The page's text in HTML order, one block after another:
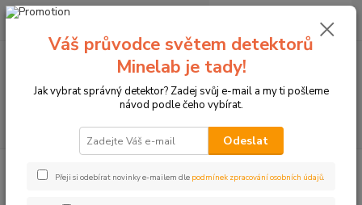
+420774877333
0 Kč
Kategorie blogu
Váš průvodce světem detektorů
Minelab je tady!
Jak vybrat správný detektor? Zadej svůj e-mail a my ti pošleme
návod podle čeho vybírat.
Odeslat
Přeji si odebírat novinky e-mailem dle podmínek zpracování osobních údajů.